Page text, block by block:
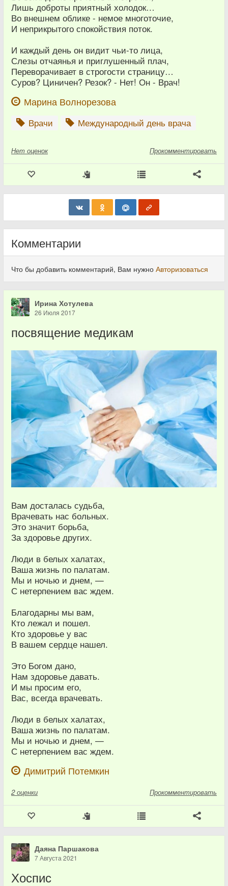
Лишь доброты приятный холодок…
Во внешнем облике - немое многоточие,
И неприкрытого спокойствия поток.
И каждый день он видит чьи-то лица,
Слезы отчаянья и приглушенный плач,
Переворачивает в строгости страницу…
Суров? Циничен? Резок? - Нет! Он - Врач!
Марина Волнорезова
Врачи Международный день врача
Нет оценок Прокомментировать
Комментарии
Что бы добавить комментарий, Вам нужно Авторизоваться
Ирина Хотулева
26 Июля 2017
посвящение медикам
Вам досталась судьба,
Врачевать нас больных.
Это значит борьба,
За здоровье других.
Люди в белых халатах,
Ваша жизнь по палатам.
Мы и ночью и днем, —
С нетерпением вас ждем.
Благодарны мы вам,
Кто лежал и пошел.
Кто здоровье у вас
В вашем сердце нашел.
Это Богом дано,
Нам здоровье давать.
И мы просим его,
Вас, всегда врачевать.
Люди в белых халатах,
Ваша жизнь по палатам.
Мы и ночью и днем, —
С нетерпением вас ждем.
Димитрий Потемкин
2 оценки Прокомментировать
Даяна Паршакова
7 Августа 2021
Хоспис